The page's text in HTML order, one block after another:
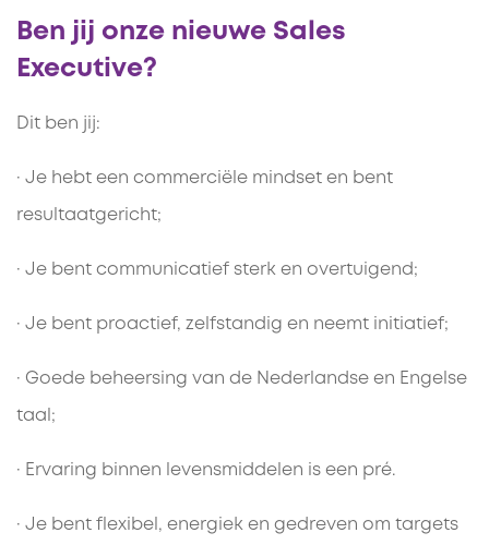
Ben jij onze nieuwe Sales
Executive?
Dit ben jij:
· Je hebt een commerciële mindset en bent
resultaatgericht;
· Je bent communicatief sterk en overtuigend;
· Je bent proactief, zelfstandig en neemt initiatief;
· Goede beheersing van de Nederlandse en Engelse
taal;
· Ervaring binnen levensmiddelen is een pré.
· Je bent flexibel, energiek en gedreven om targets